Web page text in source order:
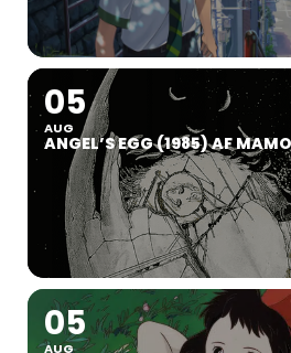
05
AUG
ANGEL’S EGG (1985) AF
05
AUG